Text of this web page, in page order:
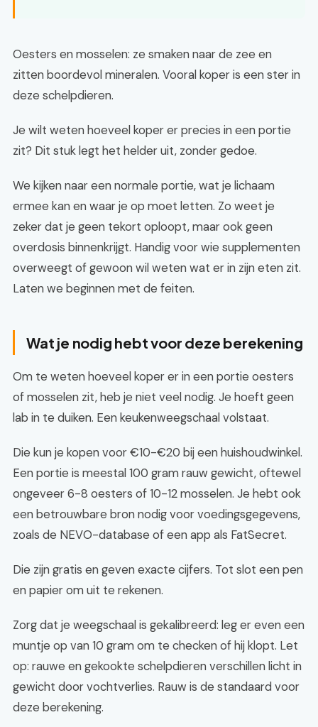
Oesters en mosselen: ze smaken naar de zee en
zitten boordevol mineralen. Vooral koper is een ster in
deze schelpdieren.
Je wilt weten hoeveel koper er precies in een portie
zit? Dit stuk legt het helder uit, zonder gedoe.
We kijken naar een normale portie, wat je lichaam
ermee kan en waar je op moet letten. Zo weet je
zeker dat je geen tekort oploopt, maar ook geen
overdosis binnenkrijgt. Handig voor wie supplementen
overweegt of gewoon wil weten wat er in zijn eten zit.
Laten we beginnen met de feiten.
Wat je nodig hebt voor deze berekening
Om te weten hoeveel koper er in een portie oesters
of mosselen zit, heb je niet veel nodig. Je hoeft geen
lab in te duiken. Een keukenweegschaal volstaat.
Die kun je kopen voor €10-€20 bij een huishoudwinkel.
Een portie is meestal 100 gram rauw gewicht, oftewel
ongeveer 6-8 oesters of 10-12 mosselen. Je hebt ook
een betrouwbare bron nodig voor voedingsgegevens,
zoals de NEVO-database of een app als FatSecret.
Die zijn gratis en geven exacte cijfers. Tot slot een pen
en papier om uit te rekenen.
Zorg dat je weegschaal is gekalibreerd: leg er even een
muntje op van 10 gram om te checken of hij klopt. Let
op: rauwe en gekookte schelpdieren verschillen licht in
gewicht door vochtverlies. Rauw is de standaard voor
deze berekening.